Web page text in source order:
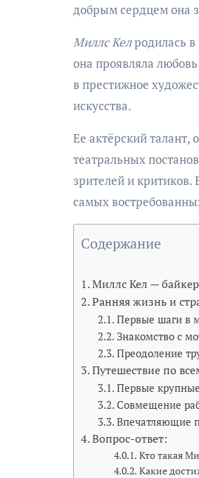
добрым сердцем она
Миллс Келродилась в
она проявляла
в престижное
искусства.
Ее актёрский талант,
театральных
зрителей и критиков.
самых
Содержание
Миллс Кел —
Ранняя жизнь и
Первые шаги в
Знакомство с
Преодоление
Путешествие по
Первые
Совмещение
Впечатляющие
Вопрос-ответ:
Кто такая
Какие